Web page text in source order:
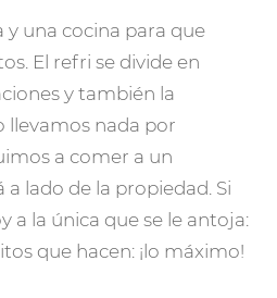
y una cocina para que
El refri se divide en
y también la
llevamos nada por
a comer a un
lado de la propiedad. Si
a la única que se le antoja:
que hacen: ¡lo máximo!